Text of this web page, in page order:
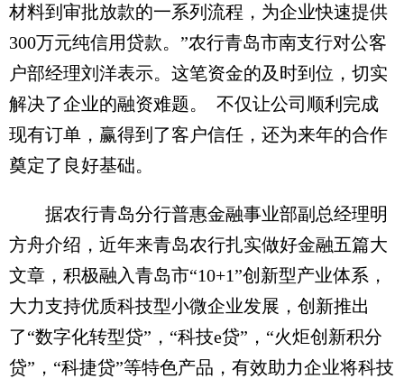
材料到审批放款的一系列流程，为企业快速提供
300万元纯信用贷款。”农行青岛市南支行对公客
户部经理刘洋表示。这笔资金的及时到位，切实
解决了企业的融资难题。 不仅让公司顺利完成
现有订单，赢得到了客户信任，还为来年的合作
奠定了良好基础。
据农行青岛分行普惠金融事业部副总经理明
方舟介绍，近年来青岛农行扎实做好金融五篇大
文章，积极融入青岛市“10+1”创新型产业体系，
大力支持优质科技型小微企业发展，创新推出
了“数字化转型贷”，“科技e贷”，“火炬创新积分
贷”，“科捷贷”等特色产品，有效助力企业将科技